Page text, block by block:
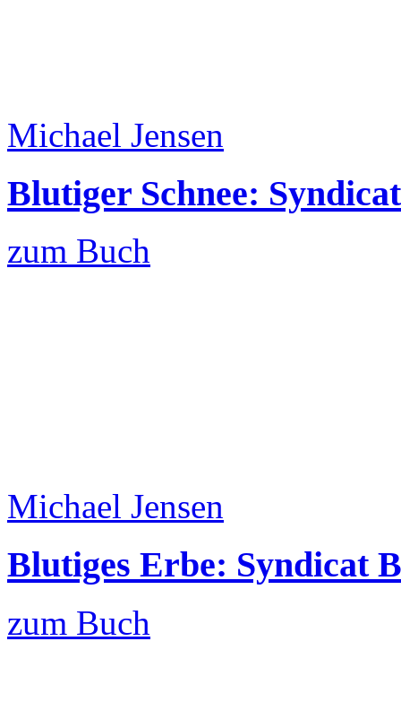
Michael Jensen
Blutiger Schnee:
zum Buch
Michael Jensen
Blutiges Erbe: Syndicat
zum Buch